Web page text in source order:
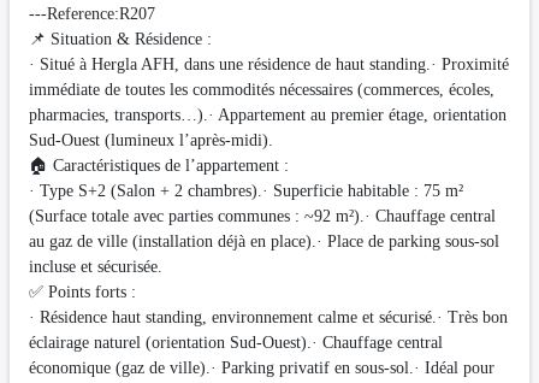
---Reference:R207
📌 Situation & Résidence :
· Situé à Hergla AFH, dans une résidence de haut standing.· Proximité
immédiate de toutes les commodités nécessaires (commerces, écoles,
pharmacies, transports…).· Appartement au premier étage, orientation
Sud-Ouest (lumineux l’après-midi).
🏠 Caractéristiques de l’appartement :
· Type S+2 (Salon + 2 chambres).· Superficie habitable : 75 m²
(Surface totale avec parties communes : ~92 m²).· Chauffage central
au gaz de ville (installation déjà en place).· Place de parking sous-sol
incluse et sécurisée.
✅ Points forts :
· Résidence haut standing, environnement calme et sécurisé.· Très bon
éclairage naturel (orientation Sud-Ouest).· Chauffage central
économique (gaz de ville).· Parking privatif en sous-sol.· Idéal pour